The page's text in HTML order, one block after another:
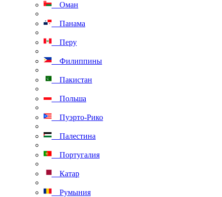
Оман
Панама
Перу
Филиппины
Пакистан
Польша
Пуэрто-Рико
Палестина
Португалия
Катар
Румыния